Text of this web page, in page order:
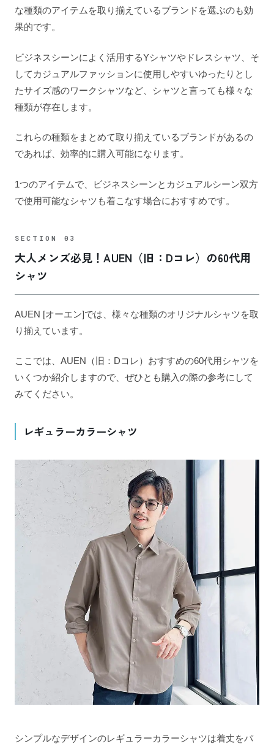
な種類のアイテムを取り揃えているブランドを選ぶのも効
果的です。
ビジネスシーンによく活用するYシャツやドレスシャツ、そ
してカジュアルファッションに使用しやすいゆったりとし
たサイズ感のワークシャツなど、シャツと言っても様々な
種類が存在します。
これらの種類をまとめて取り揃えているブランドがあるの
であれば、効率的に購入可能になります。
1つのアイテムで、ビジネスシーンとカジュアルシーン双方
で使用可能なシャツも着こなす場合におすすめです。
大人メンズ必見！AUEN（旧：Dコレ）の60代用
シャツ
AUEN [オーエン]では、様々な種類のオリジナルシャツを取
り揃えています。
ここでは、AUEN（旧：Dコレ）おすすめの60代用シャツを
いくつか紹介しますので、ぜひとも購入の際の参考にして
みてください。
レギュラーカラーシャツ
シンプルなデザインのレギュラーカラーシャツは着丈をパ